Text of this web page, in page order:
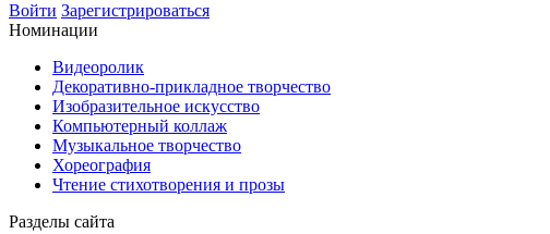
Войти Зарегистрироваться
Номинации
Видеоролик
Декоративно-прикладное творчество
Изобразительное искусство
Компьютерный коллаж
Музыкальное творчество
Хореография
Чтение стихотворения и прозы
Разделы сайта